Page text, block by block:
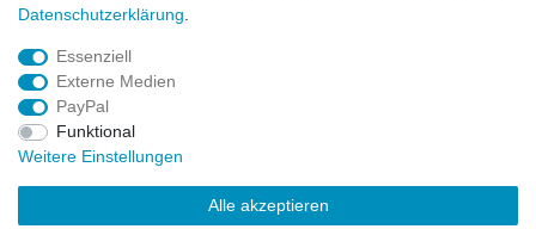
Zahlung und Versand
Vertrag widerrufen
Rücksendung
Verpackung
News
Daten­schutz­erklärung
Essenziell
Externe Medien
PayPal
Funktional
Weitere Einstellungen
Alle akzeptieren